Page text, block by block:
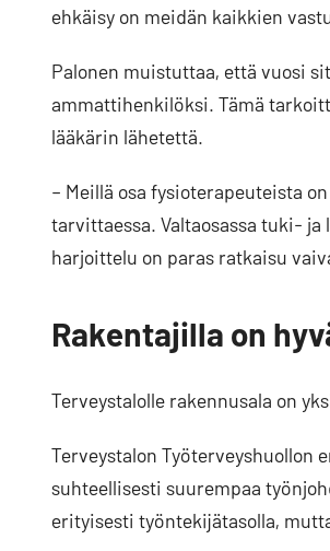
ehkäisy on meidän kaikkien
Palonen muistuttaa, että vuosi
ammattihenkilöksi. Tämä
lääkärin lähetettä.
– Meillä osa fysioterapeuteista
tarvittaessa. Valtaosassa tuki-
harjoittelu on paras ratkaisu
Rakentajilla on
Terveystalolle rakennusala on
Terveystalon Työterveyshuollon
suhteellisesti suurempaa
erityisesti työntekijätasolla,